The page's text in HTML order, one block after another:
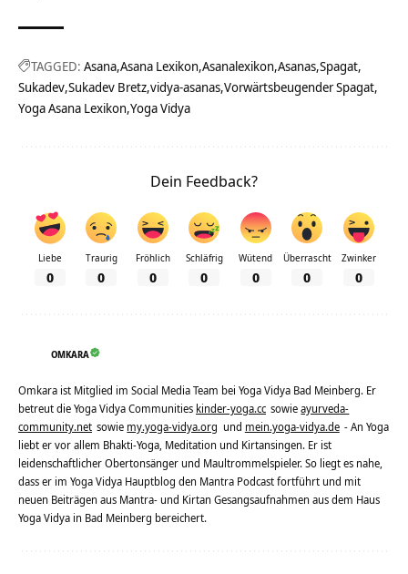
TAGGED: Asana Asana Lexikon Asanalexikon Asanas Spagat
Sukadev Sukadev Bretz vidya-asanas Vorwärtsbeugender Spagat
Yoga Asana Lexikon Yoga Vidya
Dein Feedback?
Liebe
0
Traurig
0
Fröhlich
0
Schläfrig
0
Wütend
0
Überrascht
0
Zwinker
0
OMKARA
Omkara ist Mitglied im Social Media Team bei Yoga Vidya Bad Meinberg. Er
betreut die Yoga Vidya Communities kinder-yoga.cc sowieayurveda-
community.net sowie my.yoga-vidya.org und mein.yoga-vidya.de - An Yoga
liebt er vor allem Bhakti-Yoga, Meditation und Kirtansingen. Er ist
leidenschaftlicher Obertonsänger und Maultrommelspieler. So liegt es nahe,
dass er im Yoga Vidya Hauptblog den Mantra Podcast fortführt und mit
neuen Beiträgen aus Mantra- und Kirtan Gesangsaufnahmen aus dem Haus
Yoga Vidya in Bad Meinberg bereichert.